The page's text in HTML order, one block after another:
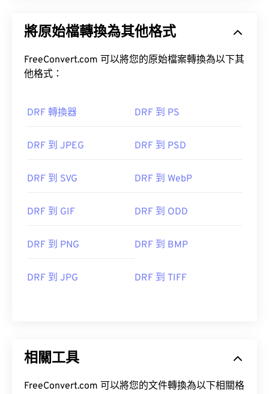
將原始檔轉換為其他格式
FreeConvert.com 可以將您的原始檔案轉換為以下其
他格式：
DRF 轉換器 DRF 到 PS
DRF 到 JPEG DRF 到 PSD
DRF 到 SVG DRF 到 WebP
DRF 到 GIF DRF 到 ODD
DRF 到 PNG DRF 到 BMP
DRF 到 JPG DRF 到 TIFF
相關工具
FreeConvert.com 可以將您的文件轉換為以下相關格